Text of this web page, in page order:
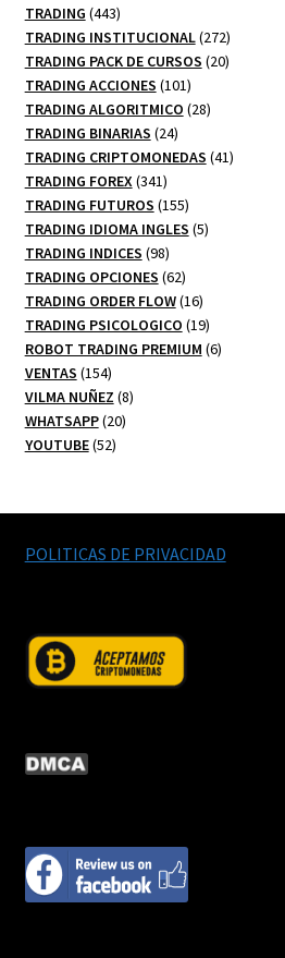
productos
TRADING 443443
productos
TRADING INSTITUCIONAL 272272
productos
TRADING PACK DE CURSOS 2020
TRADING ACCIONES 101101
productos
TRADING ALGORITMICO 2828
TRADING BINARIAS 2424
productos
TRADING CRIPTOMONEDAS 4141
TRADING FOREX 341341
productos
TRADING FUTUROS 155155
productos
TRADING IDIOMA INGLES 55
TRADING INDICES 9898
productos
TRADING OPCIONES 6262
productos
TRADING ORDER FLOW 1616
productos
TRADING PSICOLOGICO 1919
productos
ROBOT TRADING PREMIUM 66
VENTAS 154154
productos
VILMA NUÑEZ 88
WHATSAPP 2020
YOUTUBE 5252
POLITICAS DE PRIVACIDAD